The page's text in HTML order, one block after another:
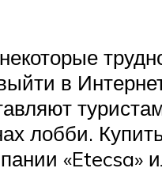
в
лобби.
«Etecsa»